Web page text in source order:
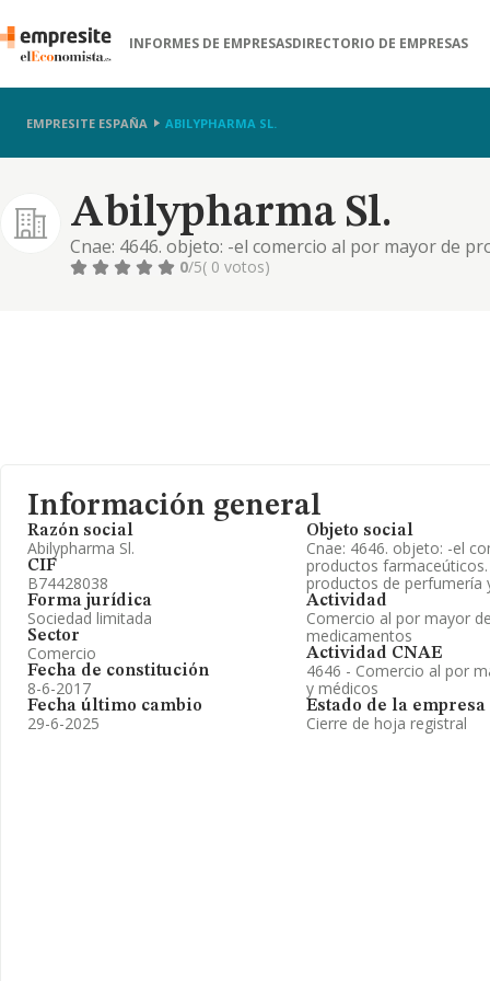
INFORMES DE EMPRESASDIRECTORIO DE EMPRESAS
EMPRESITE ESPAÑA ABILYPHARMA SL.
Abilypharma Sl.
Cnae: 4646. objeto: -el comercio al por mayor de
de productos de perfumería y cosmética
0/5( 0 votos)
Información general
Razón social
Abilypharma Sl.
CIF
B74428038
Forma jurídica
Sociedad limitada
Sector
Comercio
Fecha de constitución
8-6-2017
Fecha último cambio
29-6-2025
Objeto social
Cnae: 4646. objeto: -el
productos
productos de perfumería
Actividad
Comercio al por mayor
medicamentos
Actividad CNAE
4646 - Comercio al por
y médicos
Estado de la empresa
Cierre de hoja registral